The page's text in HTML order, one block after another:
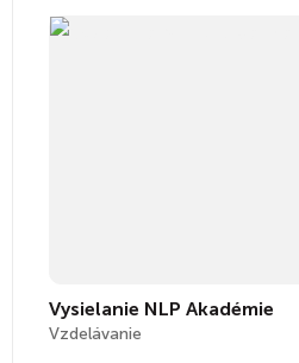
Vysielanie NLP Akadémie
Vzdelávanie